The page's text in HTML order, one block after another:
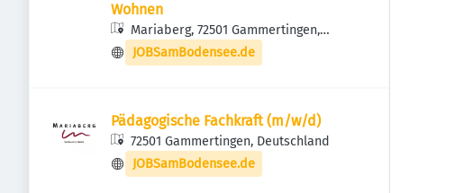
Wohnen
Mariaberg, 72501 Gammertingen,
Deutschland
JOBSamBodensee.de
Pädagogische Fachkraft (m/w/d)
72501 Gammertingen, Deutschland
JOBSamBodensee.de